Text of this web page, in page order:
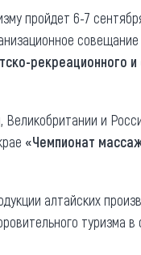
пройдет 6-7
рекреационного
и
«Чемпионат
алтайских
туризма